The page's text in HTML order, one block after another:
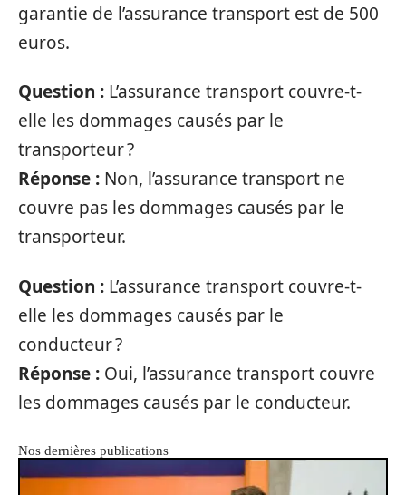
garantie de l’assurance transport est de 500
euros.
Question : L’assurance transport couvre-t-
elle les dommages causés par le
transporteur ?
Réponse : Non, l’assurance transport ne
couvre pas les dommages causés par le
transporteur.
Question : L’assurance transport couvre-t-
elle les dommages causés par le
conducteur ?
Réponse : Oui, l’assurance transport couvre
les dommages causés par le conducteur.
Nos dernières publications